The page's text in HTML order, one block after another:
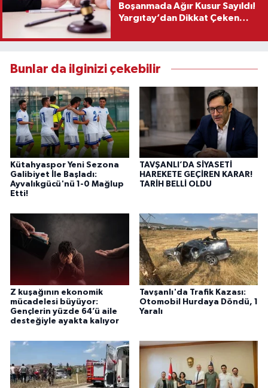
Boşanmada Ağır Kusur Sayıldı!
Yargıtay’dan Dikkat Çeken
Bunlar da ilginizi çekebilir
Kütahyaspor Yeni Sezona
Galibiyet İle Başladı:
Ayvalıkgücü'nü 1-0 Mağlup
Etti!
TAVŞANLI’DA SİYASETİ
HAREKETE GEÇİREN KARAR!
TARİH BELLİ OLDU
Z kuşağının ekonomik
mücadelesi büyüyor:
Gençlerin yüzde 64’ü aile
desteğiyle ayakta kalıyor
Tavşanlı'da Trafik Kazası:
Otomobil Hurdaya Döndü, 1
Yaralı